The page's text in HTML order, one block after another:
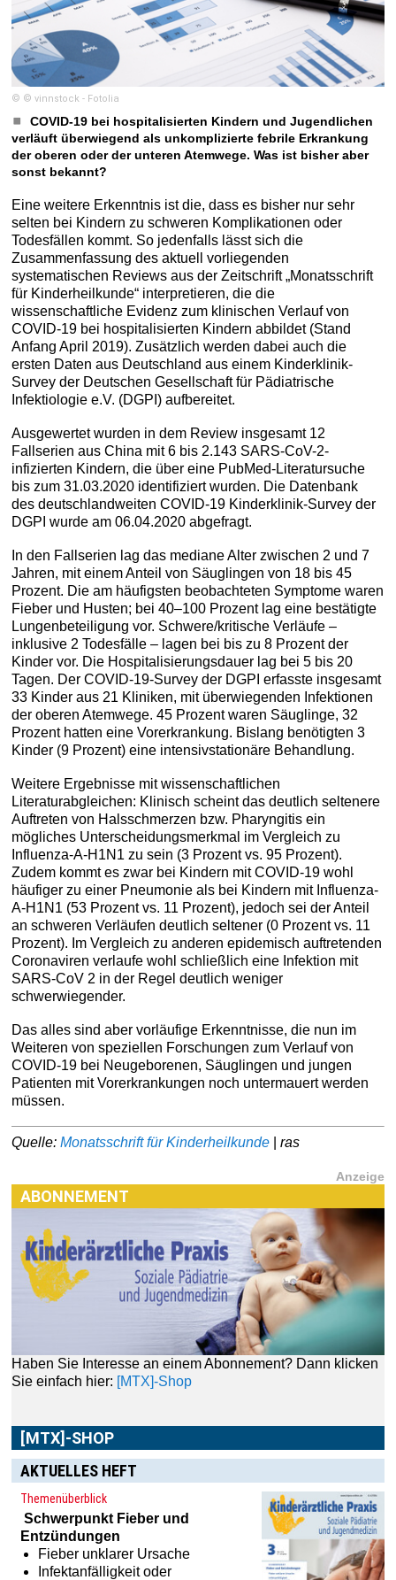
© © vinnstock - Fotolia
COVID-19 bei hospitalisierten Kindern und Jugendlichen
verläuft überwiegend als unkomplizierte febrile Erkrankung
der oberen oder der unteren Atemwege. Was ist bisher aber
sonst bekannt?
Eine weitere Erkenntnis ist die, dass es bisher nur sehr
selten bei Kindern zu schweren Komplikationen oder
Todesfällen kommt. So jedenfalls lässt sich die
Zusammenfassung des aktuell vorliegenden
systematischen Reviews aus der Zeitschrift „Monatsschrift
für Kinderheilkunde“ interpretieren, die die
wissenschaftliche Evidenz zum klinischen Verlauf von
COVID-19 bei hospitalisierten Kindern abbildet (Stand
Anfang April 2019). Zusätzlich werden dabei auch die
ersten Daten aus Deutschland aus einem Kinderklinik-
Survey der Deutschen Gesellschaft für Pädiatrische
Infektiologie e.V. (DGPI) aufbereitet.
Ausgewertet wurden in dem Review insgesamt 12
Fallserien aus China mit 6 bis 2.143 SARS-CoV-2-
infizierten Kindern, die über eine PubMed-Literatursuche
bis zum 31.03.2020 identifiziert wurden. Die Datenbank
des deutschlandweiten COVID-19 Kinderklinik-Survey der
DGPI wurde am 06.04.2020 abgefragt.
In den Fallserien lag das mediane Alter zwischen 2 und 7
Jahren, mit einem Anteil von Säuglingen von 18 bis 45
Prozent. Die am häufigsten beobachteten Symptome waren
Fieber und Husten; bei 40–100 Prozent lag eine bestätigte
Lungenbeteiligung vor. Schwere/kritische Verläufe –
inklusive 2 Todesfälle – lagen bei bis zu 8 Prozent der
Kinder vor. Die Hospitalisierungsdauer lag bei 5 bis 20
Tagen. Der COVID-19-Survey der DGPI erfasste insgesamt
33 Kinder aus 21 Kliniken, mit überwiegenden Infektionen
der oberen Atemwege. 45 Prozent waren Säuglinge, 32
Prozent hatten eine Vorerkrankung. Bislang benötigten 3
Kinder (9 Prozent) eine intensivstationäre Behandlung.
Weitere Ergebnisse mit wissenschaftlichen
Literaturabgleichen: Klinisch scheint das deutlich seltenere
Auftreten von Halsschmerzen bzw. Pharyngitis ein
mögliches Unterscheidungsmerkmal im Vergleich zu
Influenza-A-H1N1 zu sein (3 Prozent vs. 95 Prozent).
Zudem kommt es zwar bei Kindern mit COVID-19 wohl
häufiger zu einer Pneumonie als bei Kindern mit Influenza-
A-H1N1 (53 Prozent vs. 11 Prozent), jedoch sei der Anteil
an schweren Verläufen deutlich seltener (0 Prozent vs. 11
Prozent). Im Vergleich zu anderen epidemisch auftretenden
Coronaviren verlaufe wohl schließlich eine Infektion mit
SARS-CoV 2 in der Regel deutlich weniger
schwerwiegender.
Das alles sind aber vorläufige Erkenntnisse, die nun im
Weiteren von speziellen Forschungen zum Verlauf von
COVID-19 bei Neugeborenen, Säuglingen und jungen
Patienten mit Vorerkrankungen noch untermauert werden
müssen.
Quelle:Monatsschrift für Kinderheilkunde |ras
Anzeige
ABONNEMENT
Haben Sie Interesse an einem Abonnement? Dann klicken
Sie einfach hier:
Im[MTX]-Shopfinden Sie alle Produkte aus unserem
Verlagsprogramm: Bücher, Zeitschriften oder
Schulungsprogramme sowie praktische Accessoires.
AKTUELLES HEFT
Themenüberblick
Schwerpunkt Fieber und
Entzündungen
Fieber unklarer Ursache
Infektanfälligkeit oder